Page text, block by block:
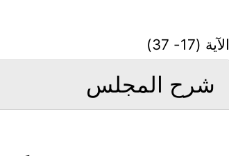
الآية (17- 37)
شرح المجلس